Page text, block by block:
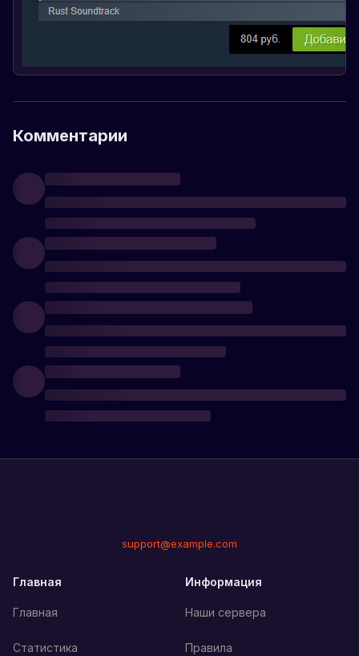
Комментарии
support@example.com
Главная
Главная
Статистика
Информация
Наши сервера
Правила